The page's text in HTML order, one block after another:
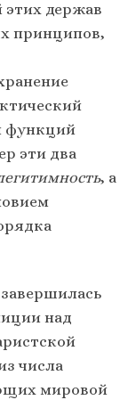
этих держав
принципов,
функций
эти два
, а
над
числа
мировой